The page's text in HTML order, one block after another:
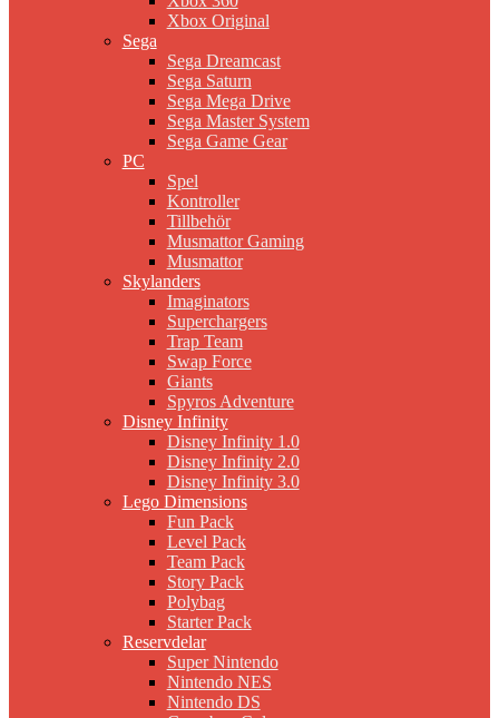
Xbox Original
Sega
Sega Dreamcast
Sega Saturn
Sega Mega Drive
Sega Master System
Sega Game Gear
PC
Spel
Kontroller
Tillbehör
Musmattor Gaming
Musmattor
Skylanders
Imaginators
Superchargers
Trap Team
Swap Force
Giants
Spyros Adventure
Disney Infinity
Disney Infinity 1.0
Disney Infinity 2.0
Disney Infinity 3.0
Lego Dimensions
Fun Pack
Level Pack
Team Pack
Story Pack
Polybag
Starter Pack
Reservdelar
Super Nintendo
Nintendo NES
Nintendo DS